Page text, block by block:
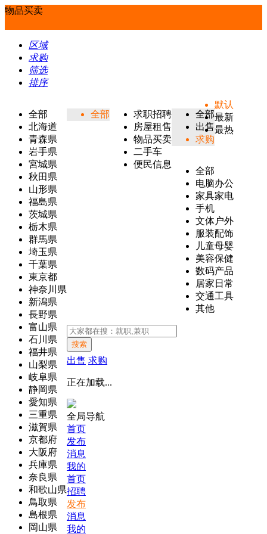
物品买卖
区域
求购
筛选
排序
全部
北海道
青森県
岩手県
宮城県
秋田県
山形県
福島県
茨城県
栃木県
群馬県
埼玉県
千葉県
東京都
神奈川県
新潟県
長野県
富山県
石川県
福井県
山梨県
岐阜県
静岡県
愛知県
三重県
滋賀県
京都府
大阪府
兵庫県
奈良県
和歌山県
鳥取県
島根県
岡山県
全部
求职招聘
房屋租售
物品买卖
二手车
便民信息
全部
出售
求购
全部
电脑办公
家具家电
手机
文体户外
服装配饰
儿童母婴
美容保健
数码产品
居家日常
交通工具
其他
默认
最新
最热
搜索
出售 求购
正在加载...
全局导航
首页
发布
消息
我的
首页
招聘
发布
消息
我的